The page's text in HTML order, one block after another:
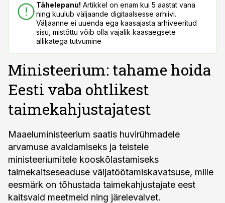
Tähelepanu! Artikkel on enam kui 5 aastat vana
ning kuulub väljaande digitaalsesse arhiivi.
Väljaanne ei uuenda ega kaasajasta arhiveeritud
sisu, mistõttu võib olla vajalik kaasaegsete
allikatega tutvumine
Ministeerium: tahame hoida
Eesti vaba ohtlikest
taimekahjustajatest
Maaeluministeerium saatis huvirühmadele
arvamuse avaldamiseks ja teistele
ministeeriumitele kooskõlastamiseks
taimekaitseseaduse väljatöötamiskavatsuse, mille
eesmärk on tõhustada taimekahjustajate eest
kaitsvaid meetmeid ning järelevalvet.